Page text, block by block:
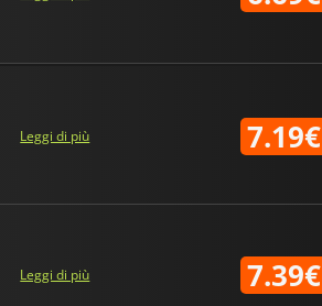
Leggi di più 7.19€
Leggi di più 7.39€